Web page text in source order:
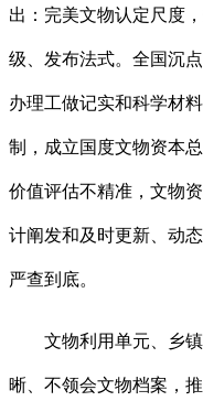
出：完美文物认定尺度
级、发布法式。全国沉
办理工做记实和科学材
制，成立国度文物资本
价值评估不精准，文物
计阐发和及时更新、动
严查到底。
文物利用单元、乡镇
晰、不领会文物档案，